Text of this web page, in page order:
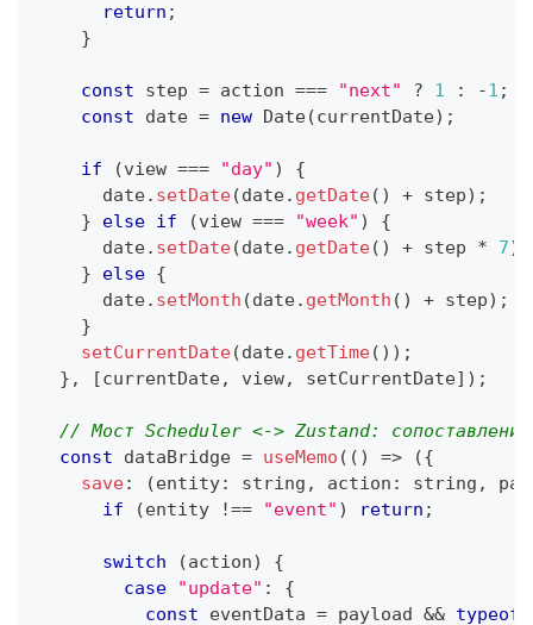
return ;
}
const step = action === "next" ? 1 : -1 ;
const date = new Date(currentDate) ;
if (view === "day" )
{
      date
. setDate(date. getDate( ) + step) ;
}
else if (view === "week" )
{
      date
. setDate(date. getDate( ) + step * 7)
}
else {
      date
. setMonth (date. getMonth ( ) + step) ;
}
setCurrentDate(date. getTime( ) ) ;
} , [currentDate, view, setCurrentDate] ) ;
// Мост Scheduler <-> Zustand: сопоставление
const dataBridge = useMemo ( ( ) => ({
save: (entity: string , action : string ,
if
(entity !== "event" ) return ;
switch (action)
{
case
"update" :
{
const eventData = payload && typeof